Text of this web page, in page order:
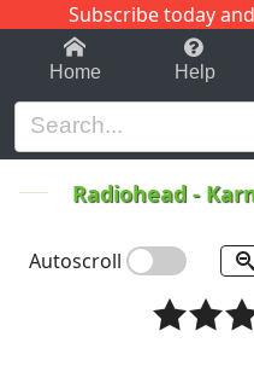
Subscribe today
1-9 C
Home Help
Radiohead -
Autoscroll